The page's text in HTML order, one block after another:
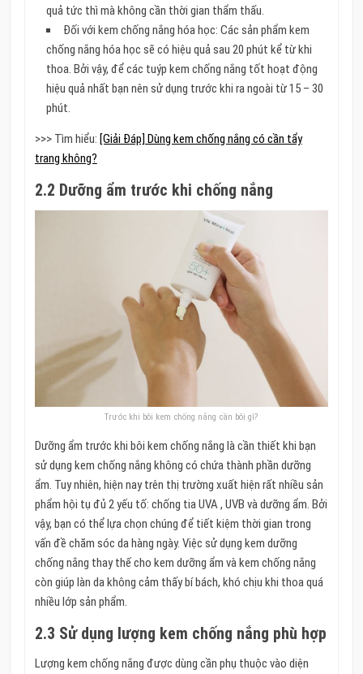
quả tức thì mà không cần thời gian thẩm thấu.
Đối với kem chống nắng hóa học: Các sản phẩm kem
chống nắng hóa học sẽ có hiệu quả sau 20 phút kể từ khi
thoa. Bởi vậy, để các tuýp kem chống nắng tốt hoạt động
hiệu quả nhất bạn nên sử dụng trước khi ra ngoài từ 15 – 30
phút.
>>> Tìm hiểu: [Giải Đáp] Dùng kem chống nắng có cần tẩy
trang không?
2.2 Dưỡng ẩm trước khi chống nắng
Trước khi bôi kem chống nắng cần bôi gì?
Dưỡng ẩm trước khi bôi kem chống nắng là cần thiết khi bạn
sử dụng kem chống nắng không có chứa thành phần dưỡng
ẩm. Tuy nhiên, hiện nay trên thị trường xuất hiện rất nhiều sản
phẩm hội tụ đủ 2 yếu tố: chống tia UVA , UVB và dưỡng ẩm. Bởi
vậy, bạn có thể lựa chọn chúng để tiết kiệm thời gian trong
vấn đề chăm sóc da hàng ngày. Việc sử dụng kem dưỡng
chống nắng thay thế cho kem dưỡng ẩm và kem chống nắng
còn giúp làn da không cảm thấy bí bách, khó chịu khi thoa quá
nhiều lớp sản phẩm.
2.3 Sử dụng lượng kem chống nắng phù hợp
Lượng kem chống nắng được dùng cần phụ thuộc vào diện